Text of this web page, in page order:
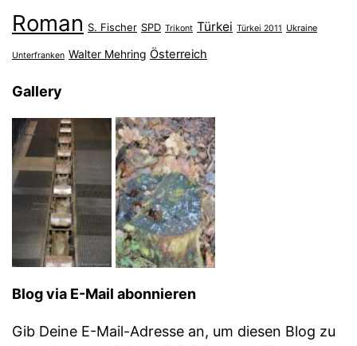
Roman S. Fischer SPD Trikont Türkei Türkei 2011 Ukraine
Unterfranken Walter Mehring Österreich
Gallery
Blog via E-Mail abonnieren
Gib Deine E-Mail-Adresse an, um diesen Blog zu